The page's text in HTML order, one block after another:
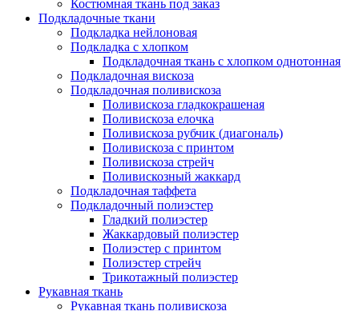
Костюмная ткань под заказ
Подкладочные ткани
Подкладка нейлоновая
Подкладка с хлопком
Подкладочная ткань с хлопком однотонная
Подкладочная вискоза
Подкладочная поливискоза
Поливискоза гладкокрашеная
Поливискоза елочка
Поливискоза рубчик (диагональ)
Поливискоза с принтом
Поливискоза стрейч
Поливискозный жаккард
Подкладочная таффета
Подкладочный полиэстер
Гладкий полиэстер
Жаккардовый полиэстер
Полиэстер с принтом
Полиэстер стрейч
Трикотажный полиэстер
Рукавная ткань
Рукавная ткань поливискоза